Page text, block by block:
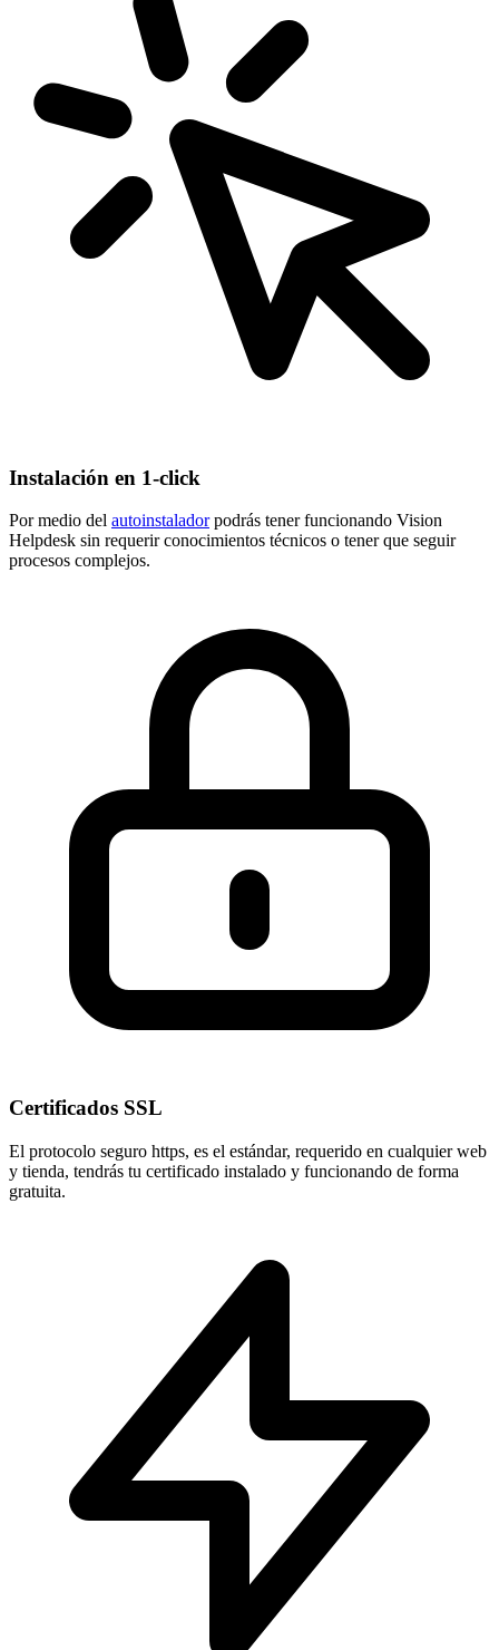
Instalación en 1-click
Por medio del autoinstaladorpodrás tener funcionando Vision
Helpdesk sin requerir conocimientos técnicos o tener que seguir
procesos complejos.
Certificados SSL
El protocolo seguro https, es el estándar, requerido en cualquier web
y tienda, tendrás tu certificado instalado y funcionando de forma
gratuita.